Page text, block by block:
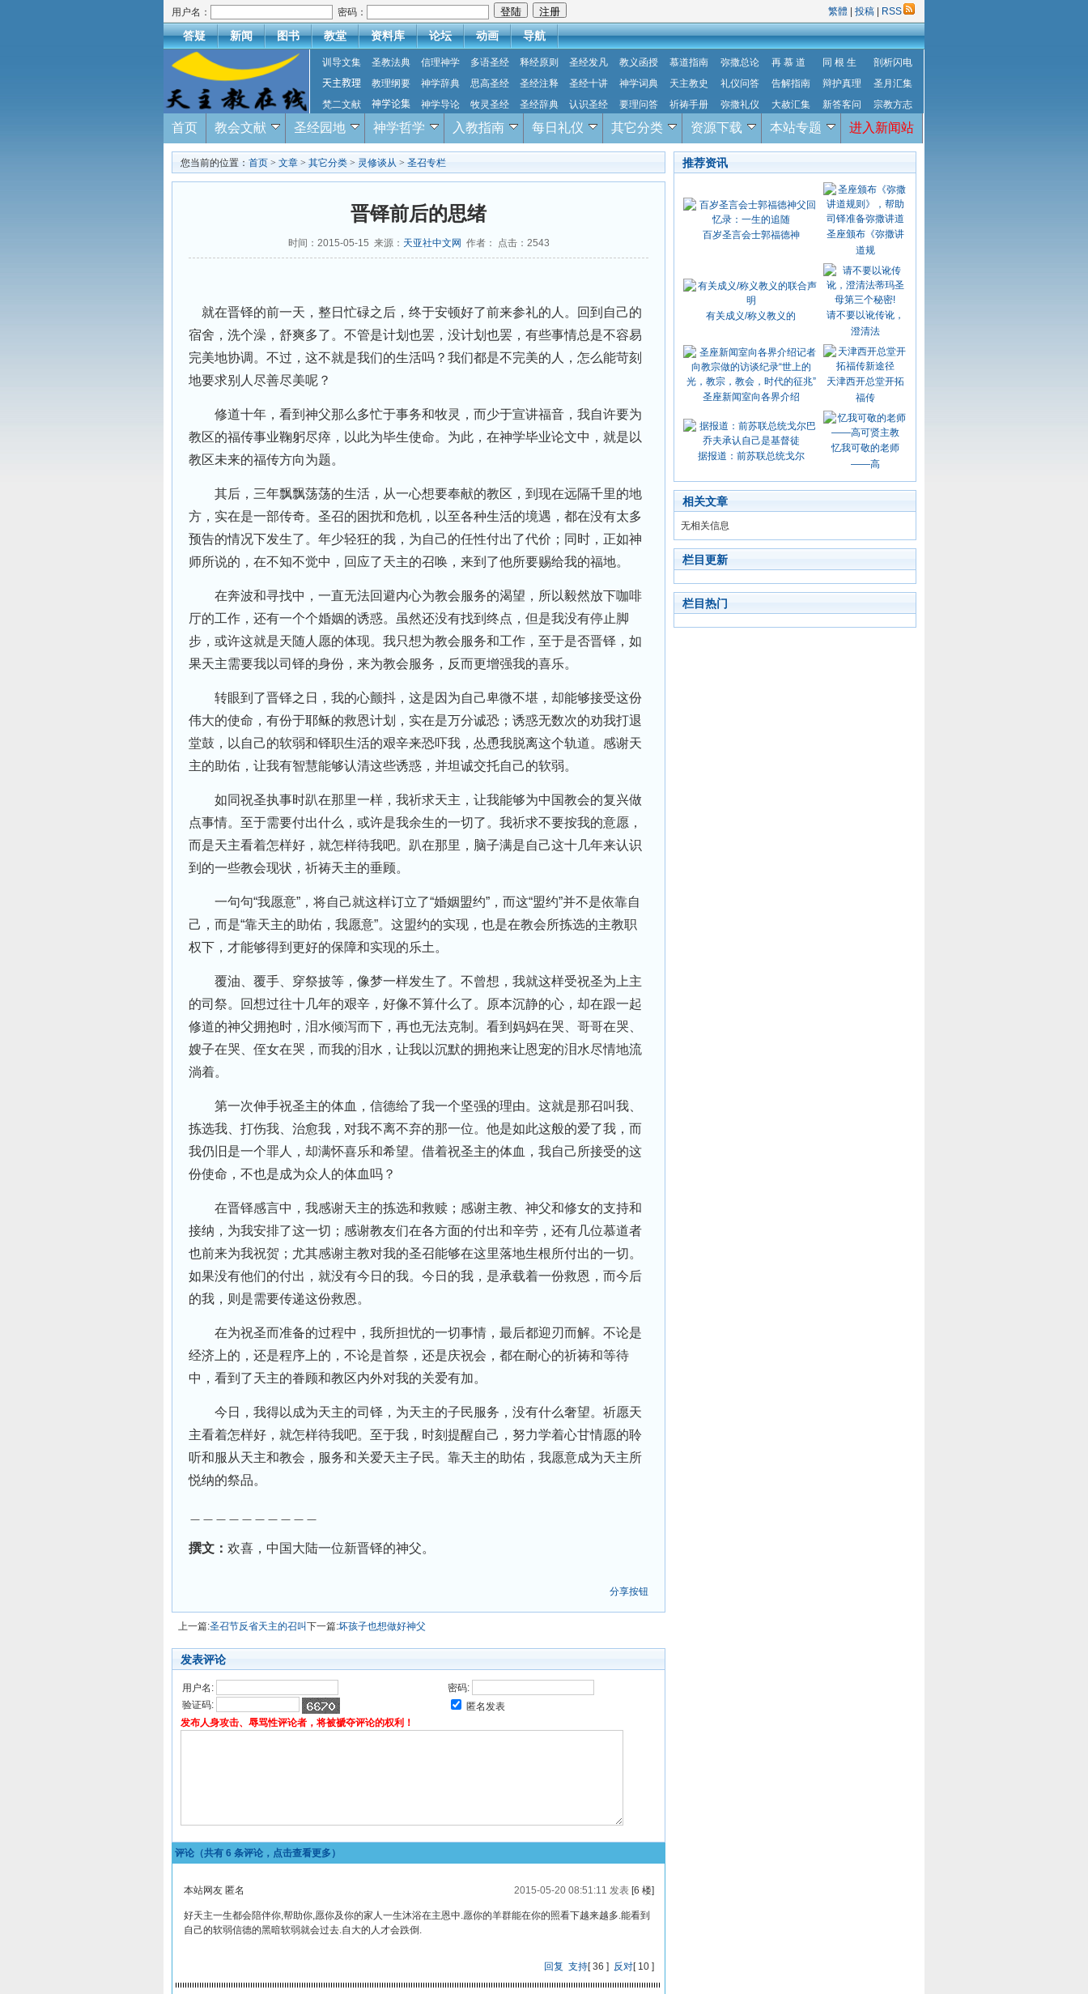
用户名： 密码： 繁體 投稿 RSS
答疑 新闻 图书 教堂 资料库 论坛 动画 导航
训导文集 圣教法典 信理神学 多语圣经 释经原则 圣经发凡 教义函授 慕道指南 弥撒总论 再 慕 道 同 根 生
剖析闪电
天主教理
教理纲要 神学辞典 思高圣经 圣经注释 圣经十讲 神学词典 天主教史 礼仪问答 告解指南 辩护真理
圣月汇集
梵二文献
神学论集 神学导论 牧灵圣经 圣经辞典 认识圣经 要理问答 祈祷手册 弥撒礼仪 大赦汇集 新答客问 宗教方志
首页 教会文献 圣经园地 神学哲学 入教指南 每日礼仪 其它分类 资源下载 本站专题 进入新闻站
您当前的位置： 首页 > 文章 > 其它分类 > 灵修谈从 > 圣召专栏
晋铎前后的思绪
时间：2015-05-15 来源： 天亚社中文网 作者： 点击： 2543
就在晋铎的前一天，整日忙碌之后，终于安顿好了前来参礼的人。回到自己的
宿舍，洗个澡，舒爽多了。不管是计划也罢，没计划也罢，有些事情总是不容易
完美地协调。不过，这不就是我们的生活吗？我们都是不完美的人，怎么能苛刻
地要求别人尽善尽美呢？
修道十年，看到神父那么多忙于事务和牧灵，而少于宣讲福音，我自许要为
教区的福传事业鞠躬尽瘁，以此为毕生使命。为此，在神学毕业论文中，就是以
教区未来的福传方向为题。
其后，三年飘飘荡荡的生活，从一心想要奉献的教区，到现在远隔千里的地
方，实在是一部传奇。圣召的困扰和危机，以至各种生活的境遇，都在没有太多
预告的情况下发生了。年少轻狂的我，为自己的任性付出了代价；同时，正如神
师所说的，在不知不觉中，回应了天主的召唤，来到了他所要赐给我的福地。
在奔波和寻找中，一直无法回避内心为教会服务的渴望，所以毅然放下咖啡
厅的工作，还有一个个婚姻的诱惑。虽然还没有找到终点，但是我没有停止脚
步，或许这就是天随人愿的体现。我只想为教会服务和工作，至于是否晋铎，如
果天主需要我以司铎的身份，来为教会服务，反而更增强我的喜乐。
转眼到了晋铎之日，我的心颤抖，这是因为自己卑微不堪，却能够接受这份
伟大的使命，有份于耶稣的救恩计划，实在是万分诚恐；诱惑无数次的劝我打退
堂鼓，以自己的软弱和铎职生活的艰辛来恐吓我，怂恿我脱离这个轨道。感谢天
主的助佑，让我有智慧能够认清这些诱惑，并坦诚交托自己的软弱。
如同祝圣执事时趴在那里一样，我祈求天主，让我能够为中国教会的复兴做
点事情。至于需要付出什么，或许是我余生的一切了。我祈求不要按我的意愿，
而是天主看着怎样好，就怎样待我吧。趴在那里，脑子满是自己这十几年来认识
到的一些教会现状，祈祷天主的垂顾。
一句句“我愿意”，将自己就这样订立了“婚姻盟约”，而这“盟约”并不是依靠自
己，而是“靠天主的助佑，我愿意”。这盟约的实现，也是在教会所拣选的主教职
权下，才能够得到更好的保障和实现的乐土。
覆油、覆手、穿祭披等，像梦一样发生了。不曾想，我就这样受祝圣为上主
的司祭。回想过往十几年的艰辛，好像不算什么了。原本沉静的心，却在跟一起
修道的神父拥抱时，泪水倾泻而下，再也无法克制。看到妈妈在哭、哥哥在哭、
嫂子在哭、侄女在哭，而我的泪水，让我以沉默的拥抱来让恩宠的泪水尽情地流
淌着。
第一次伸手祝圣主的体血，信德给了我一个坚强的理由。这就是那召叫我、
拣选我、打伤我、治愈我，对我不离不弃的那一位。他是如此这般的爱了我，而
我仍旧是一个罪人，却满怀喜乐和希望。借着祝圣主的体血，我自己所接受的这
份使命，不也是成为众人的体血吗？
在晋铎感言中，我感谢天主的拣选和救赎；感谢主教、神父和修女的支持和
接纳，为我安排了这一切；感谢教友们在各方面的付出和辛劳，还有几位慕道者
也前来为我祝贺；尤其感谢主教对我的圣召能够在这里落地生根所付出的一切。
如果没有他们的付出，就没有今日的我。今日的我，是承载着一份救恩，而今后
的我，则是需要传递这份救恩。
在为祝圣而准备的过程中，我所担忧的一切事情，最后都迎刃而解。不论是
经济上的，还是程序上的，不论是首祭，还是庆祝会，都在耐心的祈祷和等待
中，看到了天主的眷顾和教区内外对我的关爱有加。
今日，我得以成为天主的司铎，为天主的子民服务，没有什么奢望。祈愿天
主看着怎样好，就怎样待我吧。至于我，时刻提醒自己，努力学着心甘情愿的聆
听和服从天主和教会，服务和关爱天主子民。靠天主的助佑，我愿意成为天主所
悦纳的祭品。
撰文： 欢喜，中国大陆一位新晋铎的神父。
分享按钮
上一篇:圣召节反省天主的召叫下一篇:坏孩子也想做好神父
发表评论
用户名:
密码:
验证码:
匿名发表
发布人身攻击、辱骂性评论者，将被褫夺评论的权利！
评论（共有 6 条评论，点击查看更多）
本站网友 匿名 2015-05-20 08:51:11 发表[6 楼]
好天主一生都会陪伴你,帮助你,愿你及你的家人一生沐浴在主恩中.愿你的羊群能在你的照看下越来越多.能看到
自己的软弱信德的黑暗软弱就会过去.自大的人才会跌倒.
回复 支持[36 ] 反对[10 ]
推荐资讯
百岁圣言会士郭福德神
圣座颁布《弥撒讲
道规
有关成义/称义教义的
请不要以讹传讹，
澄清法
圣座新闻室向各界介绍
天津西开总堂开拓
福传
据报道：前苏联总统戈尔
忆我可敬的老师
——高
相关文章
无相关信息
栏目更新
栏目热门